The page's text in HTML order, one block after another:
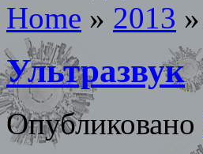
Home » 2013 »
Ультразвук
Опубликовано